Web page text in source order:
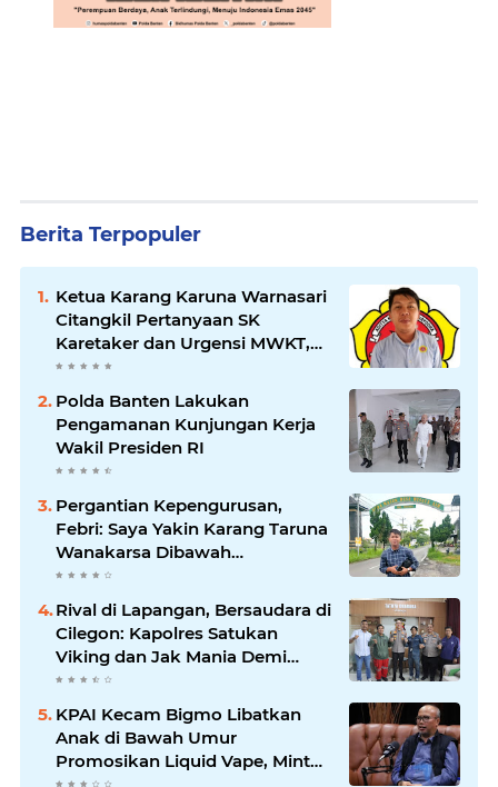
Berita Terpopuler
Ketua Karang Karuna Warnasari
Citangkil Pertanyaan SK
Karetaker dan Urgensi MWKT,
Saat Suasana Berduka
Polda Banten Lakukan
Pengamanan Kunjungan Kerja
Wakil Presiden RI
Pergantian Kepengurusan,
Febri: Saya Yakin Karang Taruna
Wanakarsa Dibawah
Kepemimpinan Bung Entus
Jauh Membawa Manfaat
Rival di Lapangan, Bersaudara di
Cilegon: Kapolres Satukan
Viking dan Jak Mania Demi
Nobar Damai Piala Presiden
KPAI Kecam Bigmo Libatkan
Anak di Bawah Umur
Promosikan Liquid Vape, Minta